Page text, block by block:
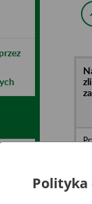
Polityka